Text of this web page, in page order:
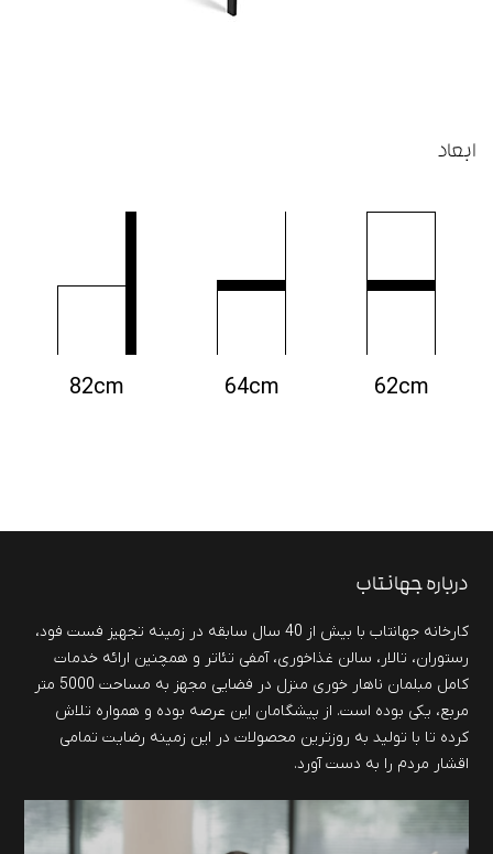
ابعاد
62cm
64cm
82cm
درباره جهانتاب
کارخانه جهانتاب با بیش از 40 سال سابقه در زمینه تجهیز فست فود،
رستوران، تالار، سالن غذاخوری، آمفی تئاتر و همچنین ارائه خدمات
کامل مبلمان ناهار خوری منزل در فضایی مجهز به مساحت 5000 متر
مربع، یکی بوده است. از پیشگامان این عرصه بوده و همواره تلاش
کرده تا با تولید به روزترین محصولات در این زمینه رضایت تمامی
اقشار مردم را به دست آورد.